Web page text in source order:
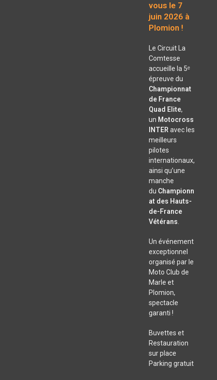
vous le 7
juin 2026 à
Plomion !
Le Circuit La
Comtesse
accueille la 5ᵉ
épreuve du
Championnat
de France
Quad Elite,
un Motocross
INTER avec les
meilleurs
pilotes
internationaux,
ainsi qu’une
manche
du Championn
at des Hauts-
de-France
Vétérans
Un événement
exceptionnel
organisé par le
Moto Club de
Marle et
Plomion,
spectacle
garanti !
Buvettes et
Restauration
sur place
Parking gratuit